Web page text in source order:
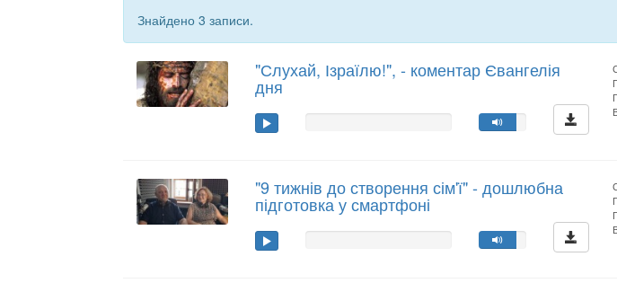
Знайдено 3 записи.
"Слухай, Ізраїлю!", - коментар Євангелія
дня
"9 тижнів до створення сім'ї" - дошлюбна
підготовка у смартфоні